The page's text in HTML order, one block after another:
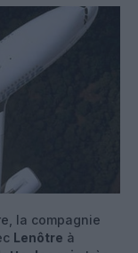
la compagnie
Lenôtre à